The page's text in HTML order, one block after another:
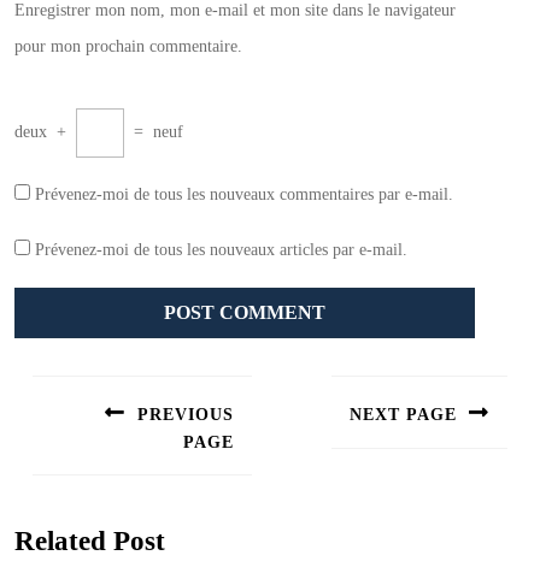
Enregistrer mon nom, mon e-mail et mon site dans le navigateur
pour mon prochain commentaire.
deux + = neuf
Prévenez-moi de tous les nouveaux commentaires par e-mail.
Prévenez-moi de tous les nouveaux articles par e-mail.
PREVIOUS
PAGE
NEXT PAGE
Related Post